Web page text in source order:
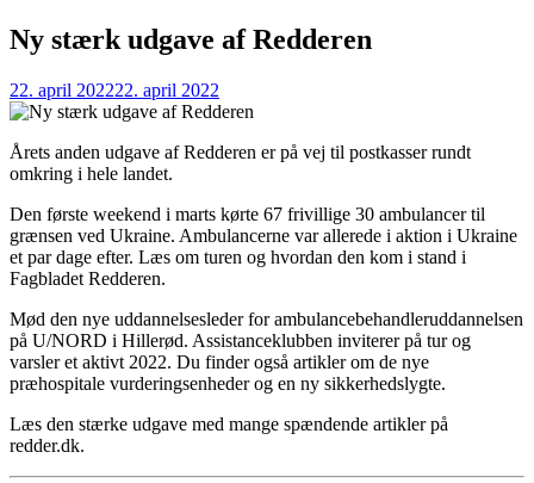
Ny stærk udgave af Redderen
22. april 202222. april 2022
Årets anden udgave af Redderen er på vej til postkasser rundt
omkring i hele landet.
Den første weekend i marts kørte 67 frivillige 30 ambulancer til
grænsen ved Ukraine. Ambulancerne var allerede i aktion i Ukraine
et par dage efter. Læs om turen og hvordan den kom i stand i
Fagbladet Redderen.
Mød den nye uddannelsesleder for ambulancebehandleruddannelsen
på U/NORD i Hillerød. Assistanceklubben inviterer på tur og
varsler et aktivt 2022. Du finder også artikler om de nye
præhospitale vurderingsenheder og en ny sikkerhedslygte.
Læs den stærke udgave med mange spændende artikler på
redder.dk.